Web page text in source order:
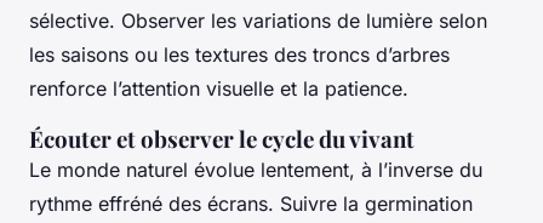
sélective. Observer les variations de lumière selon
les saisons ou les textures des troncs d’arbres
renforce l’attention visuelle et la patience.
Écouter et observer le cycle du vivant
Le monde naturel évolue lentement, à l’inverse du
rythme effréné des écrans. Suivre la germination